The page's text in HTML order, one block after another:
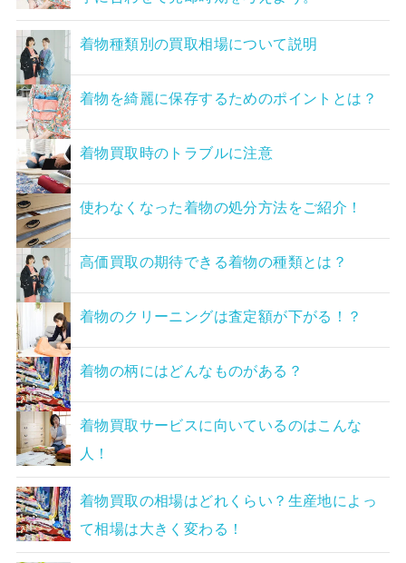
着物種類別の買取相場について説明
着物を綺麗に保存するためのポイントとは？
着物買取時のトラブルに注意
使わなくなった着物の処分方法をご紹介！
高価買取の期待できる着物の種類とは？
着物のクリーニングは査定額が下がる！？
着物の柄にはどんなものがある？
着物買取サービスに向いているのはこんな
人！
着物買取の相場はどれくらい？生産地によっ
て相場は大きく変わる！